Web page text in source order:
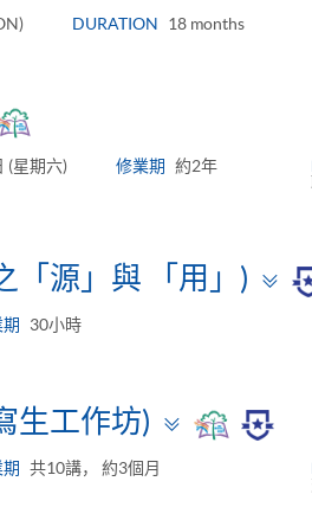
DURATION 18 months
(星期六) 修業期 約2年
「源」與 「用」)
30小時
生工作坊)
Toggle
共10講， 約3個月